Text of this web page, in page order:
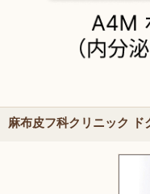
麻布皮フ科クリニック ド